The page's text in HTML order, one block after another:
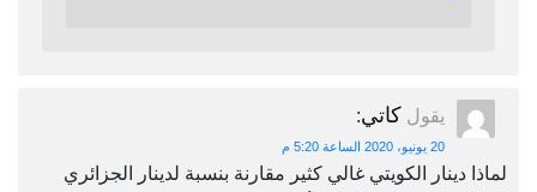
يقول كاتي:
20 يونيو، 2020 الساعة 5:20 م
لماذا دينار الكويتي غالي كثير مقارنة بنسبة لدينار الجزائري